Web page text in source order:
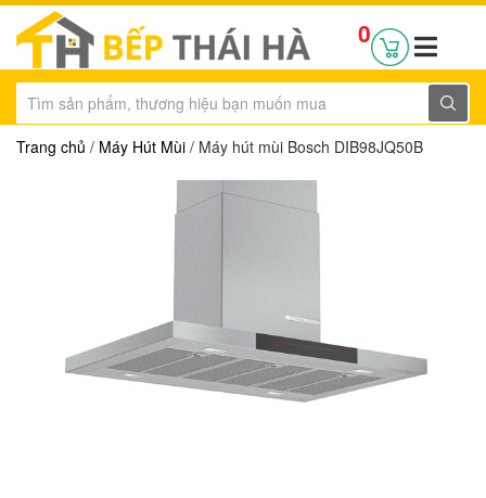
0
Trang chủ / Máy Hút Mùi / Máy hút mùi Bosch DIB98JQ50B